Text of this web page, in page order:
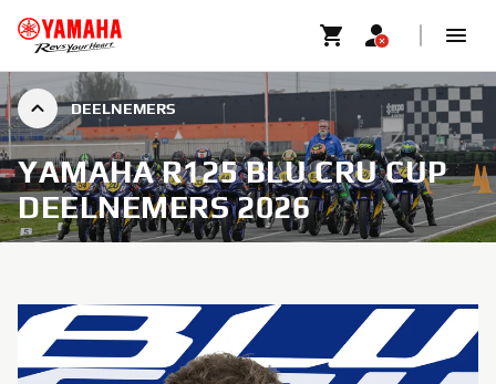
DEELNEMERS
YAMAHA R125 BLU CRU CUP
DEELNEMERS 2026